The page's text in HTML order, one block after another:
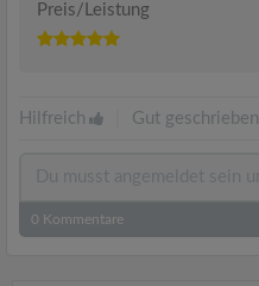
Preis/Leistung
Hilfreich Gut geschrieben
0 Kommentare